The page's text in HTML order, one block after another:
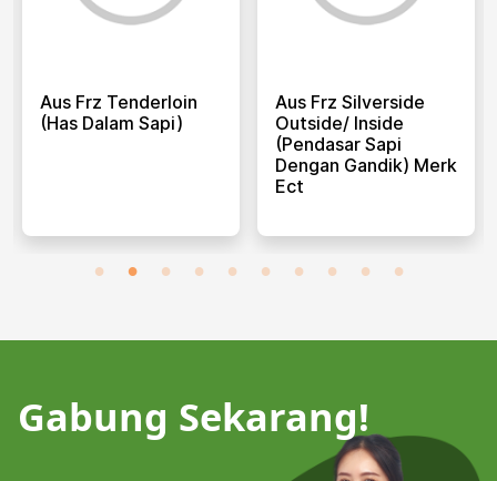
Aus Frz Tenderloin
(has Dalam Sapi)
Aus Frz Silverside
Outside/ Inside
(pendasar Sapi
Dengan Gandik) Merk
Ect
Gabung Sekarang!